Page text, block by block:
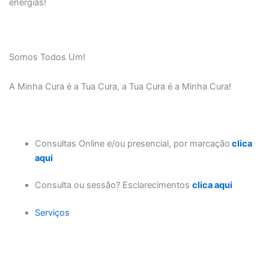
energias!
Somos Todos Um!
A Minha Cura é a Tua Cura, a Tua Cura é a Minha Cura!
Consultas Online e/ou presencial, por marcação clica
aqui
Consulta ou sessão? Esclarecimentos clica aqui
Serviços